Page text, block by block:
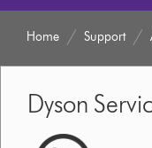
Home Support
Dyson